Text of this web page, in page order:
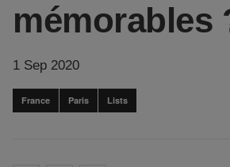
mémorables
1 Sep 2020
France Paris Lists